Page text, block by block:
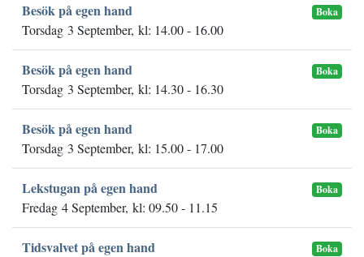
Besök på egen hand Boka
Torsdag 3 September, kl: 14.00 - 16.00
Besök på egen hand Boka
Torsdag 3 September, kl: 14.30 - 16.30
Besök på egen hand Boka
Torsdag 3 September, kl: 15.00 - 17.00
Lekstugan på egen hand Boka
Fredag 4 September, kl: 09.50 - 11.15
Tidsvalvet på egen hand Boka